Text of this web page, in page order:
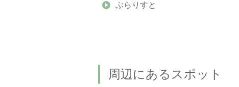
ぶらりすと
周辺にあるスポット